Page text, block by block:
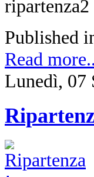
Published
Read
Lunedì, 07